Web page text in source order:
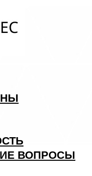
ВОПРОСЫ